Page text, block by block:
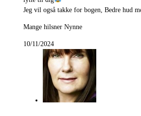
Jeg vil også takke for bogen, Bedre hud
Mange hilsner Nynne
10/11/2024